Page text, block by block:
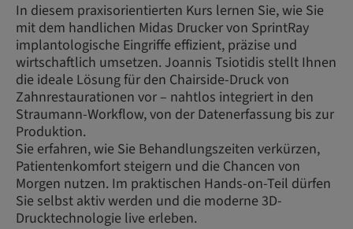
In diesem praxisorientierten Kurs lernen Sie, wie Sie
mit dem handlichen Midas Drucker von SprintRay
implantologische Eingriffe effizient, präzise und
wirtschaftlich umsetzen. Joannis Tsiotidis stellt Ihnen
die ideale Lösung für den Chairside-Druck von
Zahnrestaurationen vor – nahtlos integriert in den
Straumann-Workflow, von der Datenerfassung bis zur
Produktion.
Sie erfahren, wie Sie Behandlungszeiten verkürzen,
Patientenkomfort steigern und die Chancen von
Morgen nutzen. Im praktischen Hands-on-Teil dürfen
Sie selbst aktiv werden und die moderne 3D-
Drucktechnologie live erleben.